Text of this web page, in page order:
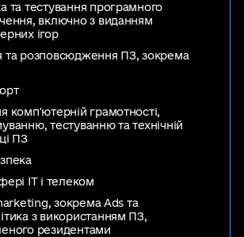
та тестування програмного
включно з виданням
ігор
та розповсюдження ПЗ, зокрема
комп'ютерній грамотності,
тестуванню та технічній
ПЗ
IT і телеком
зокрема Ads та
з використанням ПЗ,
резидентами